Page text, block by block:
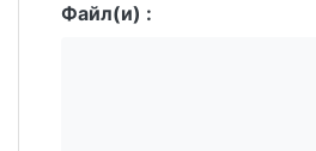
Файл(и) :